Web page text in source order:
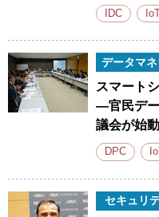
IDC IoT
データマ
スマート
―官民デー
議会が始動
DPC IoT
セキュリ